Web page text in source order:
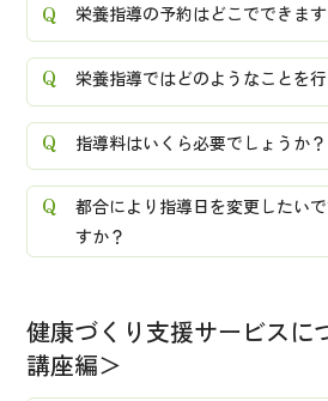
栄養指導の予約はどこでできま
栄養指導ではどのようなことを
指導料はいくら必要でしょうか？
都合により指導日を変更したい
すか？
健康づくり支援サービスに
講座編＞